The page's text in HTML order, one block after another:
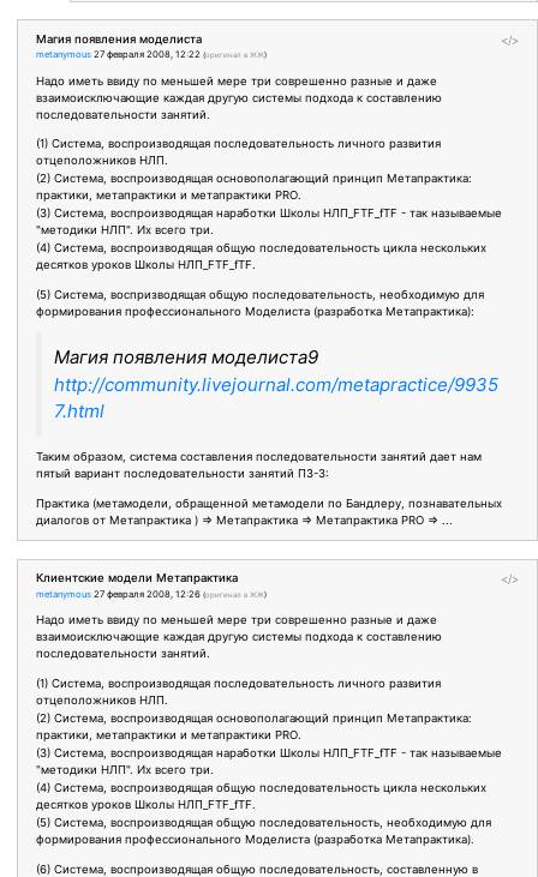
</>
Магия появления моделиста
metanymous 27 февраля 2008, 12:22 (оригинал в ЖЖ)
Надо иметь ввиду по меньшей мере три соврешенно разные и даже
взаимоисключающие каждая другую системы подхода к составлению
последовательности занятий.
(1) Система, воспроизводящая последовательность личного развития
отцеположников НЛП.
(2) Система, воспроизводящая основополагающий принцип Метапрактика:
практики, метапрактики и метапрактики PRO.
(3) Система, воспроизводящая наработки Школы НЛП_FTF_fTF - так называемые
"методики НЛП". Их всего три.
(4) Система, воспроизводящая общую последовательность цикла нескольких
десятков уроков Школы НЛП_FTF_fTF.
(5) Система, воспризводящая общую последовательность, необходимую для
формирования профессионального Моделиста (разработка Метапрактика):
Магия появления моделиста9
http://community.livejournal.com/metapractice/9935
7.html
Таким образом, система составления последовательности занятий дает нам
пятый вариант последовательности занятий ПЗ-3:
Практика (метамодели, обращенной метамодели по Бандлеру, познавательных
диалогов от Метапрактика ) => Метапрактика => Метапрактика PRO => ...
</>
Клиентские модели Метапрактика
metanymous 27 февраля 2008, 12:26 (оригинал в ЖЖ)
Надо иметь ввиду по меньшей мере три соврешенно разные и даже
взаимоисключающие каждая другую системы подхода к составлению
последовательности занятий.
(1) Система, воспроизводящая последовательность личного развития
отцеположников НЛП.
(2) Система, воспроизводящая основополагающий принцип Метапрактика:
практики, метапрактики и метапрактики PRO.
(3) Система, воспроизводящая наработки Школы НЛП_FTF_fTF - так называемые
"методики НЛП". Их всего три.
(4) Система, воспроизводящая общую последовательность цикла нескольких
десятков уроков Школы НЛП_FTF_fTF.
(5) Система, воспроизводящая общую последовательность, необходимую для
формирования профессионального Моделиста (разработка Метапрактика).
(6) Система, воспроизводящая общую последовательность, составленную в